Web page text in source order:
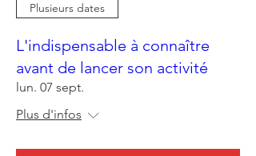
Plusieurs dates
L'indispensable à connaître
avant de lancer son activité
lun. 07 sept.
Plus d'infos